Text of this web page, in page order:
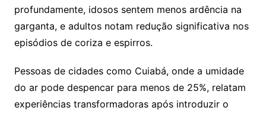
profundamente, idosos sentem menos ardência na
garganta, e adultos notam redução significativa nos
episódios de coriza e espirros.
Pessoas de cidades como Cuiabá, onde a umidade
do ar pode despencar para menos de 25%, relatam
experiências transformadoras após introduzir o